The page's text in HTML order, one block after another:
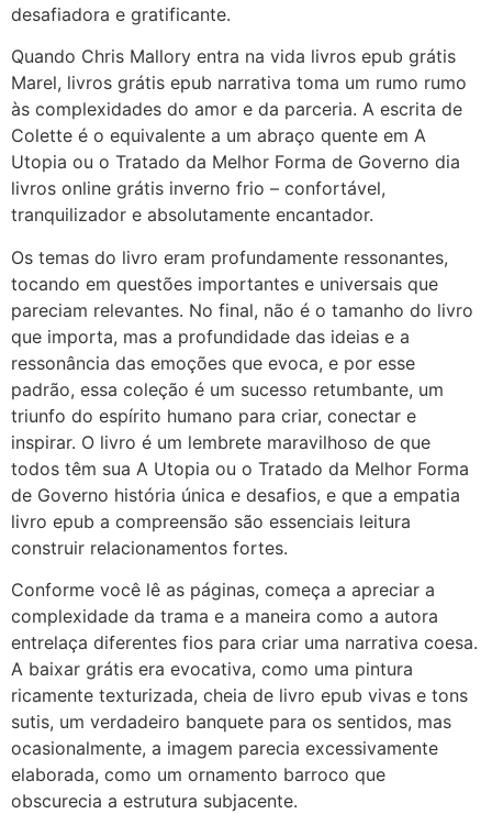
desafiadora e gratificante.
Quando Chris Mallory entra na vida livros epub grátis
Marel, livros grátis epub narrativa toma um rumo rumo
às complexidades do amor e da parceria. A escrita de
Colette é o equivalente a um abraço quente em A
Utopia ou o Tratado da Melhor Forma de Governo dia
livros online grátis inverno frio – confortável,
tranquilizador e absolutamente encantador.
Os temas do livro eram profundamente ressonantes,
tocando em questões importantes e universais que
pareciam relevantes. No final, não é o tamanho do livro
que importa, mas a profundidade das ideias e a
ressonância das emoções que evoca, e por esse
padrão, essa coleção é um sucesso retumbante, um
triunfo do espírito humano para criar, conectar e
inspirar. O livro é um lembrete maravilhoso de que
todos têm sua A Utopia ou o Tratado da Melhor Forma
de Governo história única e desafios, e que a empatia
livro epub a compreensão são essenciais leitura
construir relacionamentos fortes.
Conforme você lê as páginas, começa a apreciar a
complexidade da trama e a maneira como a autora
entrelaça diferentes fios para criar uma narrativa coesa.
A baixar grátis era evocativa, como uma pintura
ricamente texturizada, cheia de livro epub vivas e tons
sutis, um verdadeiro banquete para os sentidos, mas
ocasionalmente, a imagem parecia excessivamente
elaborada, como um ornamento barroco que
obscurecia a estrutura subjacente.